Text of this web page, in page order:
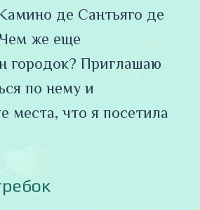
де Сантьяго де
же еще
городок? Приглашаю
по нему и
места, что я посетила